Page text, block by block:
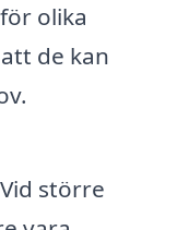
olika
de kan
Vid större